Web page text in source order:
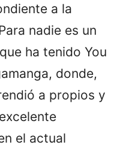
a la
nadie es un
ha tenido You
donde,
a propios y
el actual